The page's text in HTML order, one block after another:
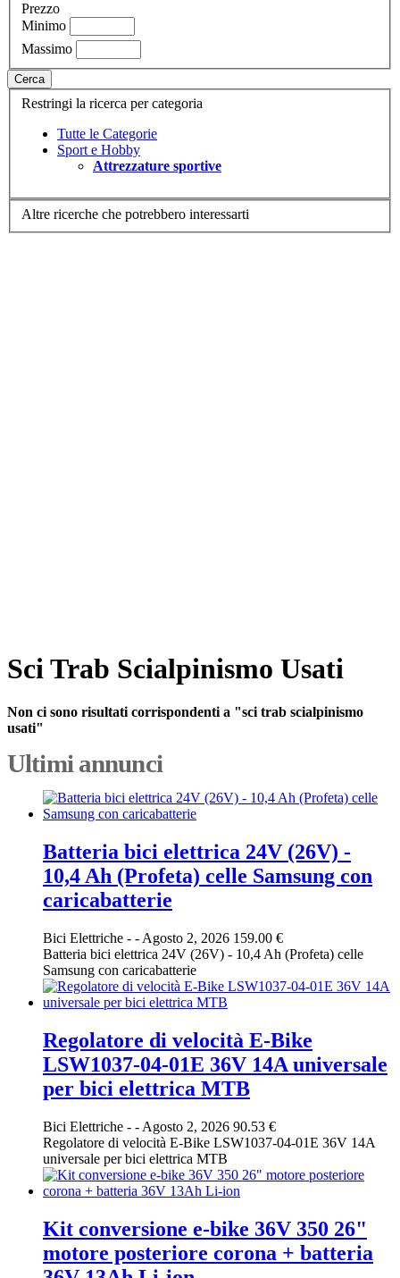
Prezzo
Minimo
Massimo
Cerca
Restringi la ricerca per categoria
Tutte le Categorie
Sport e Hobby
Attrezzature sportive
Altre ricerche che potrebbero interessarti
Sci Trab Scialpinismo Usati
Non ci sono risultati corrispondenti a "sci trab scialpinismo
usati"
Ultimi annunci
Batteria bici elettrica 24V (26V) -
10,4 Ah (Profeta) celle Samsung con
caricabatterie
Bici Elettriche - - Agosto 2, 2026 159.00 €
Batteria bici elettrica 24V (26V) - 10,4 Ah (Profeta) celle
Samsung con caricabatterie
Regolatore di velocità E-Bike
LSW1037-04-01E 36V 14A universale
per bici elettrica MTB
Bici Elettriche - - Agosto 2, 2026 90.53 €
Regolatore di velocità E-Bike LSW1037-04-01E 36V 14A
universale per bici elettrica MTB
Kit conversione e-bike 36V 350 26"
motore posteriore corona + batteria